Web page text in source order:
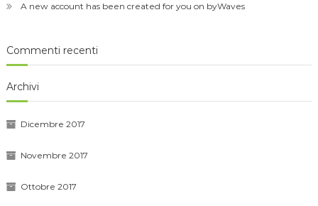
A new account has been created for you on byWaves
Commenti recenti
Archivi
Dicembre 2017
Novembre 2017
Ottobre 2017